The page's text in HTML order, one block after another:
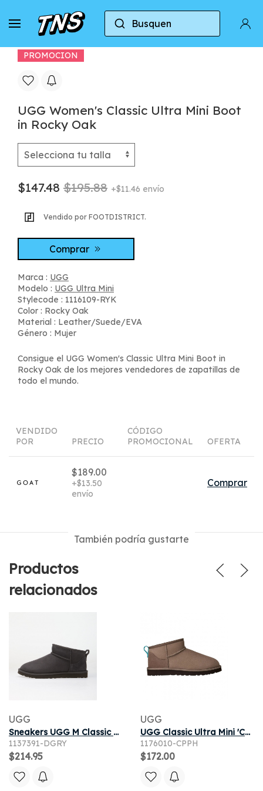
Busquen
Casa UGG UGG Ultra Mini UGG
PROMOCION
UGG Women's Classic Ultra Mini Boot
in Rocky Oak
$147.48 $195.88 +$11.46 envío
Vendido por FOOTDISTRICT.
Comprar
Marca : UGG
Modelo : UGG Ultra Mini
Stylecode : 1116109-RYK
Color : Rocky Oak
Material : Leather/Suede/EVA
Género : Mujer
Consigue el UGG Women's Classic Ultra Mini Boot in
Rocky Oak de los mejores vendedores de zapatillas de
todo el mundo.
VENDIDO
POR
PRECIO
CÓDIGO
PROMOCIONAL
OFERTA
$189.00
+$13.50
envío
Comprar
También podría gustarte
Productos
relacionados
UGG
Sneakers UGG M Classic Ultra Mini Dark Grey
1137391-DGRY
$214.95
UGG
UGG Classic Ultra Mini 'Caribou Sapphire Ice' | Brown | Men's Size 10
1176010-CPPH
$172.00